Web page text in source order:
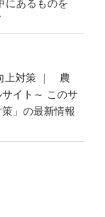
にあるものを
上対策 ｜ 農
イト～ このサ
」の最新情報